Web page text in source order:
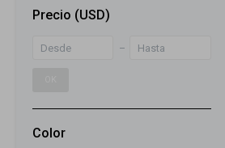
Precio (USD)
Color